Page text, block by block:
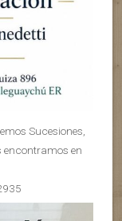
Sucesiones,
encontramos en